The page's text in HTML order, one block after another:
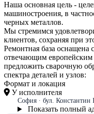
Наша основная цель -
машиностроения, в
черных металлов.
Мы стремимся
клиентов, сохраняя при
Ремонтная база
отвечающим
предложить сварочную
спектра деталей и узлов:
Формат и локация
У исполнителя
София · бул. Константин
Показать полный